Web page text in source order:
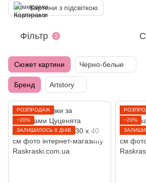
Картини з підсвіткою
Фільтр 2
Сюжет картини Черно-белые
Бренд Artstory
РОЗПРОДАЖ
−20%
ЗАЛИШИЛОСЬ 6 ДНІВ
−20%